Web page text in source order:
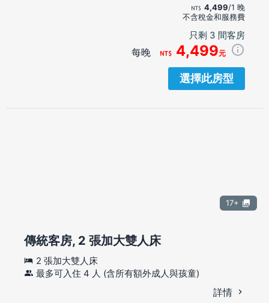
4,499/1 晚
不含稅金和服務費
只剩 3 間客房
每晚 4,499元
選擇此房型
17+
傳統客房, 2 張加大雙人床
2 張加大雙人床
最多可入住 4 人 (含所有額外成人與孩童)
詳情